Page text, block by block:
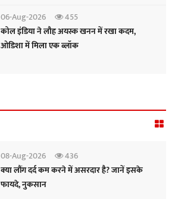
06-Aug-2026
455
कोल इंडिया ने लौह अयस्क खनन में रखा कदम,
ओडिशा में मिला एक ब्लॉक
08-Aug-2026
436
क्या लौंग दर्द कम करने में असरदार है? जानें इसके
फायदे, नुकसान